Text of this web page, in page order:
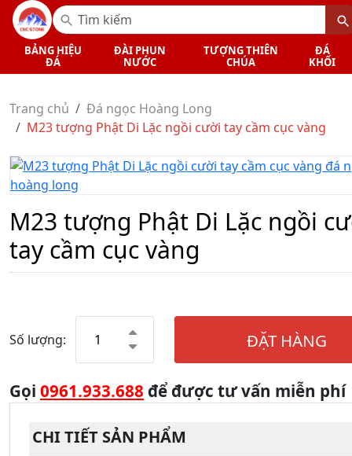
BẢNG HIỆU
ĐÁ
ĐÀI PHUN
NƯỚC
TƯỢNG THIÊN
CHÚA
ĐÁ
KHỐI
Trang chủ
Đá ngọc Hoàng Long
M23 tượng Phật Di Lặc ngồi cười tay cầm cục vàng
M23 tượng Phật Di Lặc ngồi
tay cầm cục vàng
Số lượng: ĐẶT HÀNG
Gọi 0961.933.688 để được tư vấn miễn phí
CHI TIẾT SẢN PHẨM